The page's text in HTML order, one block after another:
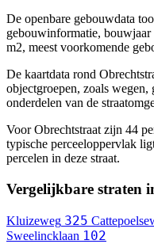
De openbare gebouwdata
gebouwinformatie,
m2, meest voorkomende
De kaartdata rond
objectgroepen, zoals
onderdelen van de
Voor Obrechtstraat zijn 44
typische perceeloppervlak
percelen in deze straat.
Vergelijkbare straten
Kluizeweg 325
Sweelincklaan 102